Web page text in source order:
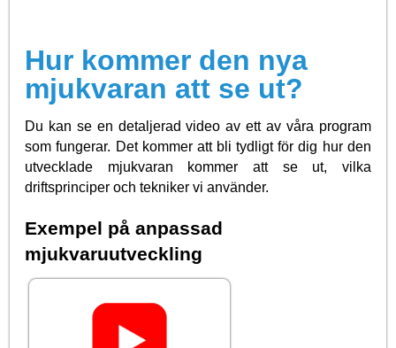
Hur kommer den nya
mjukvaran att se ut?
Du kan se en detaljerad video av ett av våra program
som fungerar. Det kommer att bli tydligt för dig hur den
utvecklade mjukvaran kommer att se ut, vilka
driftsprinciper och tekniker vi använder.
Exempel på anpassad
mjukvaruutveckling